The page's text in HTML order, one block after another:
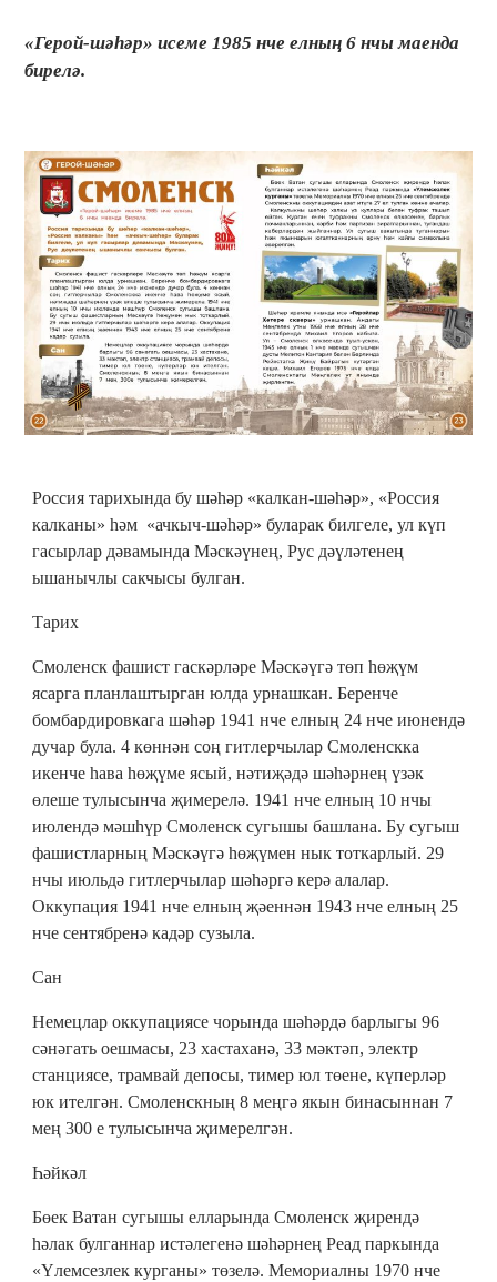
«Герой-шәһәр» исеме 1985 нче елның 6 нчы маенда
бирелә.
Россия тарихында бу шәһәр «калкан-шәһәр», «Россия
калканы» һәм «ачкыч-шәһәр» буларак билгеле, ул күп
гасырлар дәвамында Мәскәүнең, Рус дәүләтенең
ышанычлы сакчысы булган.
Тарих
Смоленск фашист гаскәрләре Мәскәүгә төп һөҗүм
ясарга планлаштырган юлда урнашкан. Беренче
бомбардировкага шәһәр 1941 нче елның 24 нче июнендә
дучар була. 4 көннән соң гитлерчылар Смоленскка
икенче һава һөҗүме ясый, нәтиҗәдә шәһәрнең үзәк
өлеше тулысынча җимерелә. 1941 нче елның 10 нчы
июлендә мәшһүр Смоленск сугышы башлана. Бу сугыш
фашистларның Мәскәүгә һөҗүмен нык тоткарлый. 29
нчы июльдә гитлерчылар шәһәргә керә алалар.
Оккупация 1941 нче елның җәеннән 1943 нче елның 25
нче сентябренә кадәр сузыла.
Сан
Немецлар оккупациясе чорында шәһәрдә барлыгы 96
сәнәгать оешмасы, 23 хастаханә, 33 мәктәп, электр
станциясе, трамвай депосы, тимер юл төене, күперләр
юк ителгән. Смоленскның 8 меңгә якын бинасыннан 7
мең 300 е тулысынча җимерелгән.
Һәйкәл
Бөек Ватан сугышы елларында Смоленск җирендә
һәлак булганнар истәлегенә шәһәрнең Реад паркында
«Үлемсезлек курганы» төзелә. Мемориалны 1970 нче